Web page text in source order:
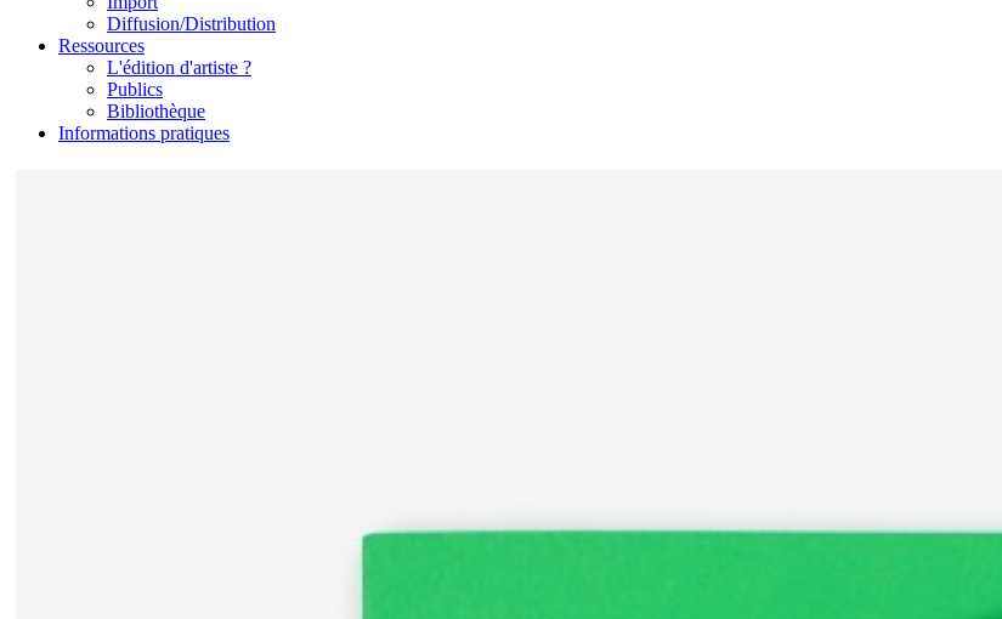
Diffusion/Distribution
Ressources
L'édition d'artiste ?
Publics
Bibliothèque
Informations pratiques